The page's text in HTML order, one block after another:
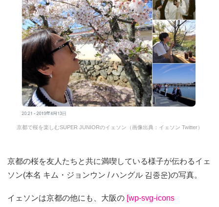
京都で桜を楽しむSUPER JUNIORのイェソン（画像出典：イェソン Twitter）
京都の桜を友人たちと共に満喫している様子が伝わるイェ
ソン(本名 キム・ジョンウン / ハングル 김종운)の写真。
イェソンは京都の他にも、大阪の [wp-svg-icons